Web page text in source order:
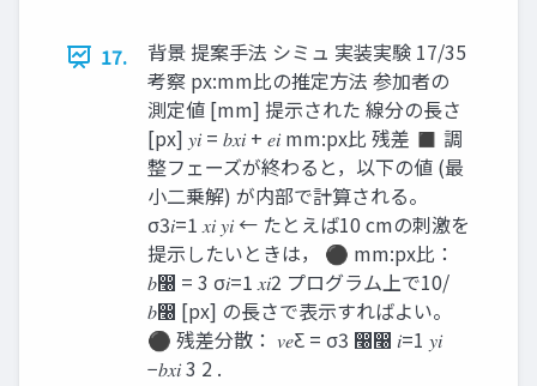
17.
背景 提案手法 シミュ 実装実験 17/35
考察 px:mm比の推定方法 参加者の
測定値 [mm] 提示された 線分の長さ
[px] 𝑦𝑖 = 𝑏𝑥𝑖 + 𝑒𝑖 mm:px比 残差 ◼ 調
整フェーズが終わると，以下の値 (最
小二乗解) が内部で計算される。
σ3𝑖=1 𝑥𝑖 𝑦𝑖 ← たとえば10 cmの刺激を
提示したいときは， ⚫ mm:px比：
𝑏෠ = 3 σ𝑖=1 𝑥𝑖2 プログラム上で10/
𝑏෠ [px] の長さで表示すればよい。
⚫ 残差分散： 𝑣𝑒Ƹ = σ3 ෠෠ 𝑖=1 𝑦𝑖
−𝑏𝑥𝑖 3 2 .